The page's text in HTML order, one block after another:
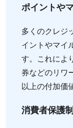
ポイントや
多くのクレジ
イントやマイ
す。これによ
券などのリワ
以上の付加価
消費者保護